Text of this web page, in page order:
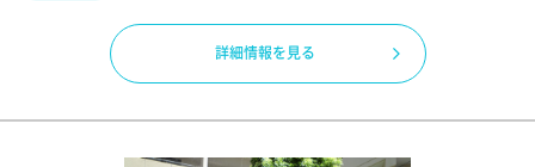
詳細情報を見る